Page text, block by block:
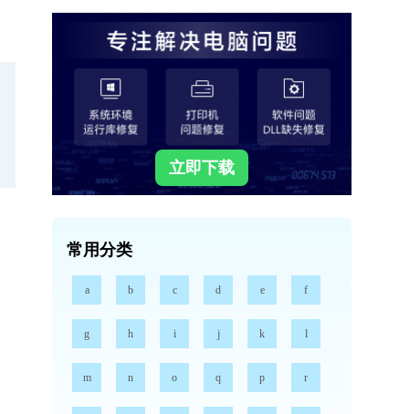
立即下载
常用分类
a b c d e f
g h i j k l
m n o q p r